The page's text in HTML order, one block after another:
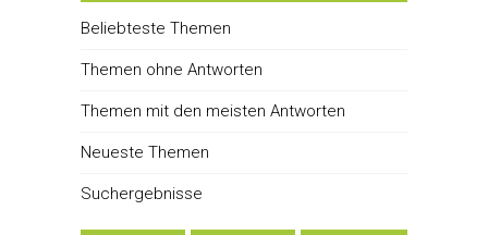
Beliebteste Themen
Themen ohne Antworten
Themen mit den meisten Antworten
Neueste Themen
Suchergebnisse